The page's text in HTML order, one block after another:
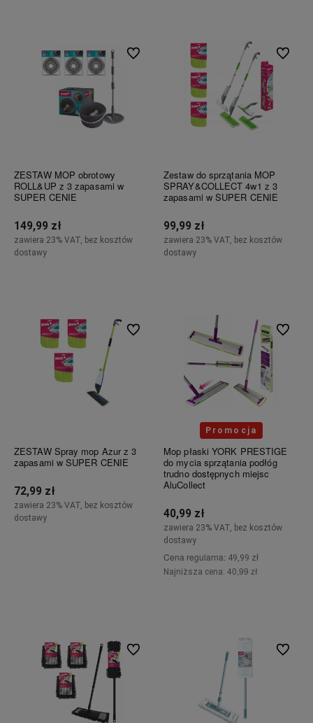
ZESTAW MOP obrotowy
ROLL&UP z 3 zapasami w
SUPER CENIE
149,99 zł
zawiera 23% VAT, bez kosztów
dostawy
Do ulubionych
Zestaw do sprzątania MOP
SPRAY&COLLECT 4w1 z 3
zapasami w SUPER CENIE
99,99 zł
zawiera 23% VAT, bez kosztów
dostawy
Do
ZESTAW Spray mop Azur z 3
zapasami w SUPER CENIE
72,99 zł
zawiera 23% VAT, bez kosztów
dostawy
Do ulubionych
Promocja
Mop płaski YORK PRESTIGE
do mycia sprzątania podłóg
trudno dostępnych miejsc
AluCollect
40,99 zł
zawiera 23% VAT, bez kosztów
dostawy
Cena regularna: 49,99 zł
Najniższa cena: 40,99 zł
Do
Do ulubionych Do